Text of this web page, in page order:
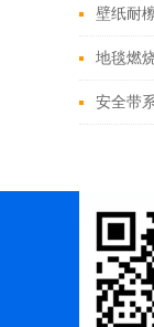
原理
壁纸耐
地毯燃
安全带